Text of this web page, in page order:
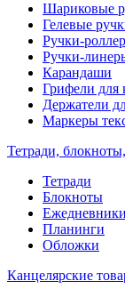
Шариковые
Гелевые
Ручки-
Ручки-
Карандаши
Грифели для
Держатели
Маркеры
Тетради,
Тетради
Блокноты
Ежедневники
Планинги
Обложки
Канцелярские